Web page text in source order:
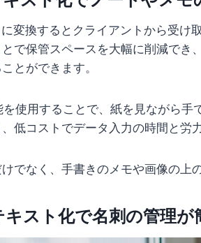
変換するとクライアントから受け
で保管スペースを大幅に削減でき
とができます。
を使用することで、紙を見ながら
低コストでデータ入力の時間と労
でなく、手書きのメモや画像の上
キスト化で名刺の管理が